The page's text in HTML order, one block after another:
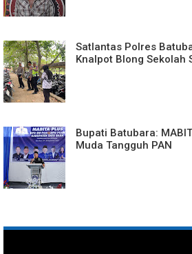
Satlantas Polres
Knalpot Blong Sekolah
Bupati Batubara:
Muda Tangguh PAN